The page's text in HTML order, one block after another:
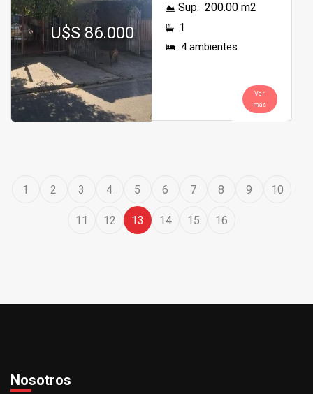
U$S 86.000
Sup. 200.00 m2
1
4 ambientes
Ver
más
1 2 3 4 5 6 7 8 9 10
11 12 13 14 15 16
Nosotros